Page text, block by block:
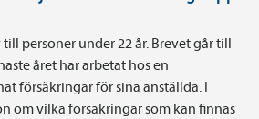
personer under 22 år. Brevet går till
året har arbetat hos en
försäkringar för sina anställda. I
om vilka försäkringar som kan finnas